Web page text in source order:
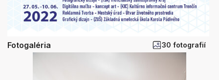
Fotogaléria 30 fotografií